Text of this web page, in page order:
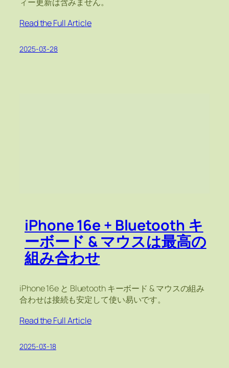
Read the Full Article
2025-03-28
iPhone 16e + Bluetooth キ
ーボード & マウスは最高の
組み合わせ
iPhone 16e と Bluetooth キーボード & マウスの組み
合わせは接続も安定して使い易いです。
Read the Full Article
2025-03-18